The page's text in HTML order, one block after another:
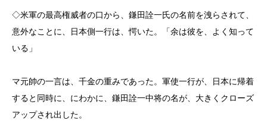
◇米軍の最高権威者の口から、鎌田詮一氏の名前を洩らされて、
意外なことに、日本側一行は、愕いた。「余は彼を、よく知って
いる」
マ元帥の一言は、千金の重みであった。軍使一行が、日本に帰着
すると同時に、にわかに、鎌田詮一中将の名が、大きくクローズ
アップされ出した。